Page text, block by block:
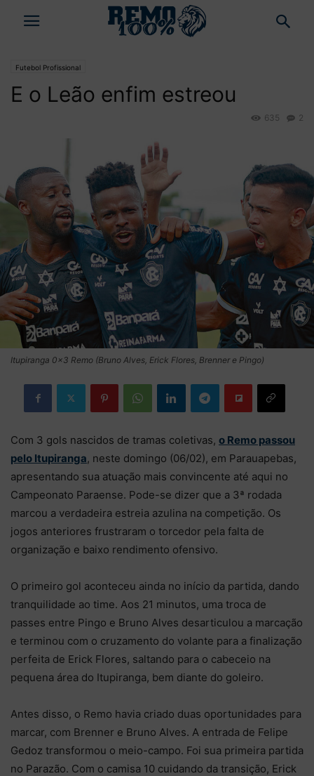
Futebol Profissional
E o Leão enfim estreou
2
635
Itupiranga 0×3 Remo (Bruno Alves, Erick Flores, Brenner e Pingo)
Com 3 gols nascidos de tramas coletivas, o Remo passou
pelo Itupiranga, neste domingo (06/02), em Parauapebas,
apresentando sua atuação mais convincente até aqui no
Campeonato Paraense. Pode-se dizer que a 3ª rodada
marcou a verdadeira estreia azulina na competição. Os
jogos anteriores frustraram o torcedor pela falta de
organização e baixo rendimento ofensivo.
O primeiro gol aconteceu ainda no início da partida, dando
tranquilidade ao time. Aos 21 minutos, uma troca de
passes entre Pingo e Bruno Alves desarticulou a marcação
e terminou com o cruzamento do volante para a finalização
perfeita de Erick Flores, saltando para o cabeceio na
pequena área do Itupiranga, bem diante do goleiro.
Antes disso, o Remo havia criado duas oportunidades para
marcar, com Brenner e Bruno Alves. A entrada de Felipe
Gedoz transformou o meio-campo. Foi sua primeira partida
no Parazão. Com o camisa 10 cuidando da transição, Erick